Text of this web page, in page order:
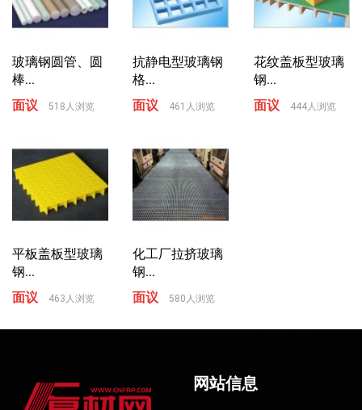
玻璃钢圆管、圆
棒...
面议
518人浏览
抗静电型玻璃钢
格...
面议
461人浏览
花纹盖板型玻璃
钢...
面议
444人浏览
平板盖板型玻璃
钢...
面议
463人浏览
化工厂拉挤玻璃
钢...
面议
580人浏览
网站信息